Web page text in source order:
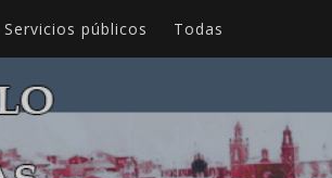
Servicios públicos Todas